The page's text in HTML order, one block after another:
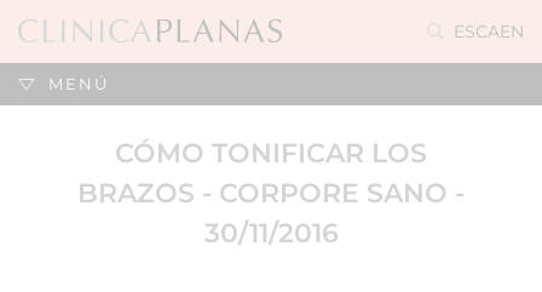
ESCAEN
MENÚ
CÓMO TONIFICAR LOS
BRAZOS - CORPORE SANO -
30/11/2016